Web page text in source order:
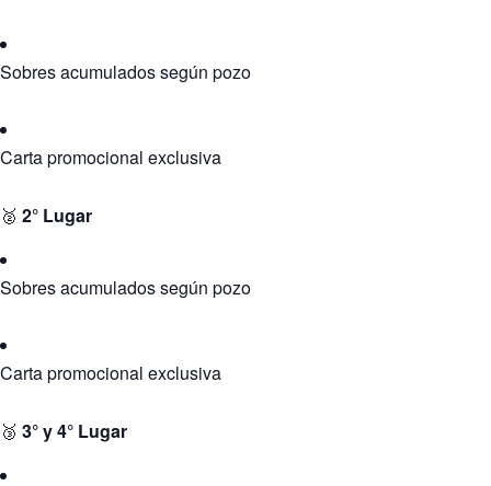
Sobres acumulados según pozo
Carta promocional exclusiva
🥈 2° Lugar
Sobres acumulados según pozo
Carta promocional exclusiva
🥉 3° y 4° Lugar